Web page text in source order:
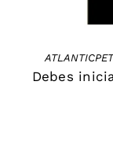
Debes